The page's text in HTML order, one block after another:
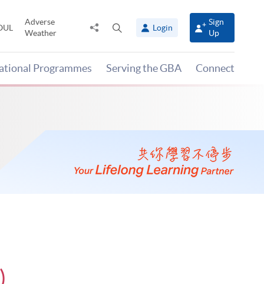
Adverse
Weather
Share
panel
Login
Sign
Up
Programmes Serving the GBA Connect